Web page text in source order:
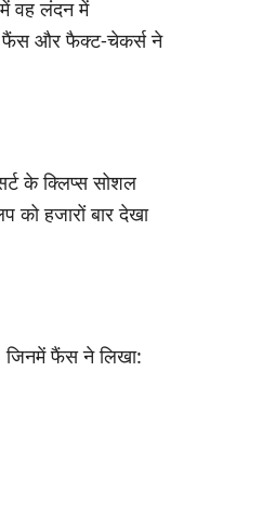
वह लंदन में
फैंस और फैक्ट-चेकर्स ने
के क्लिप्स सोशल
हजारों बार देखा
जिनमें फैंस ने लिखा: